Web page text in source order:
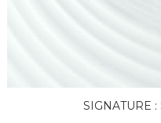
SIGNATURE